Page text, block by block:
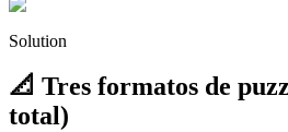
Solution
📐 Tres formatos de
total)